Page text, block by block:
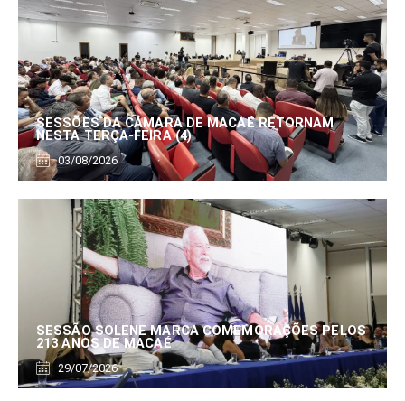
SESSÕES DA CÂMARA DE MACAÉ RETORNAM
NESTA TERÇA-FEIRA (4)
03/08/2026
SESSÃO SOLENE MARCA COMEMORAÇÕES PELOS
213 ANOS DE MACAÉ
29/07/2026